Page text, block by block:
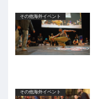
その他海外イベント
その他海外イベント